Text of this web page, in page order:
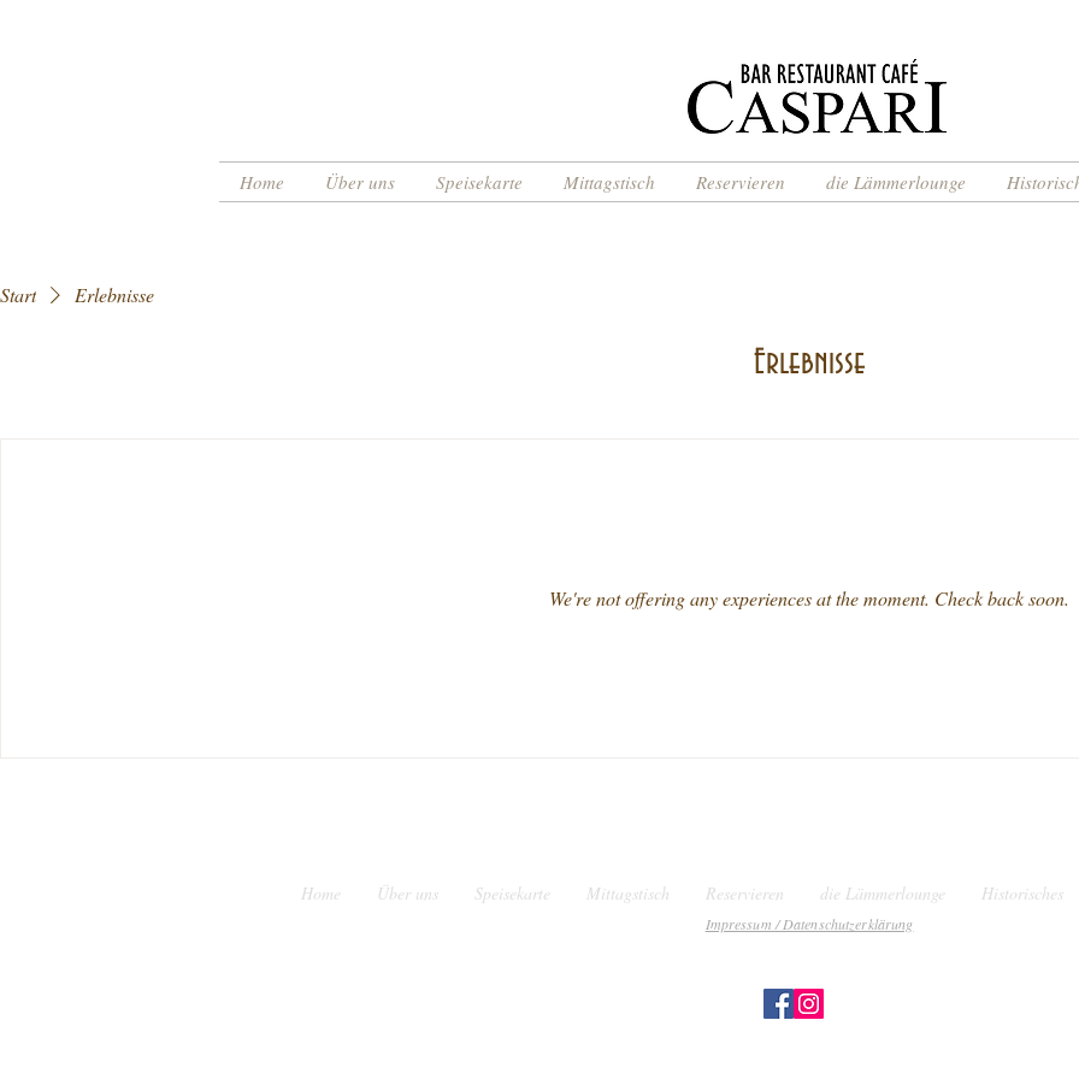
Home Über uns Speisekarte Mittagstisch Reservieren die Lämmerlounge
Start Erlebnisse
Erlebnisse
We're not offering any experiences at the moment. Check back soon.
Home Über uns Speisekarte Mittagstisch Reservieren die Lämmerlounge Historisches
Impressum / Datenschutzerklärung